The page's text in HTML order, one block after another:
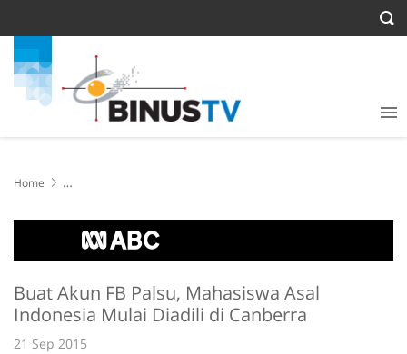
Home
Canberra
Buat Akun FB Palsu, Mahasiswa Asal
Indonesia Mulai Diadili di Canberra
21 Sep 2015